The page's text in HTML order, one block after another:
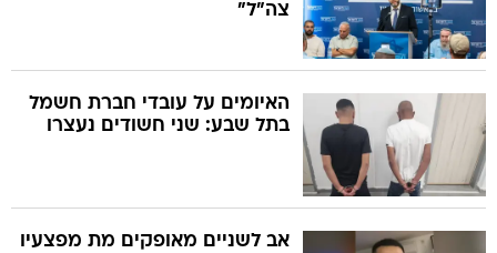
צה"ל"
האיומים על עובדי חברת חשמל
בתל שבע: שני חשודים נעצרו
אב לשניים מאופקים מת מפצעיו